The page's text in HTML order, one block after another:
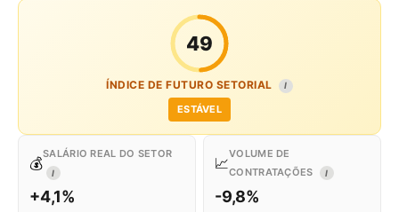
49
ÍNDICE DE FUTURO SETORIAL I
ESTÁVEL
💰
SALÁRIO REAL DO SETOR
I
+4,1%
📈
VOLUME DE
CONTRATAÇÕES
I
-9,8%